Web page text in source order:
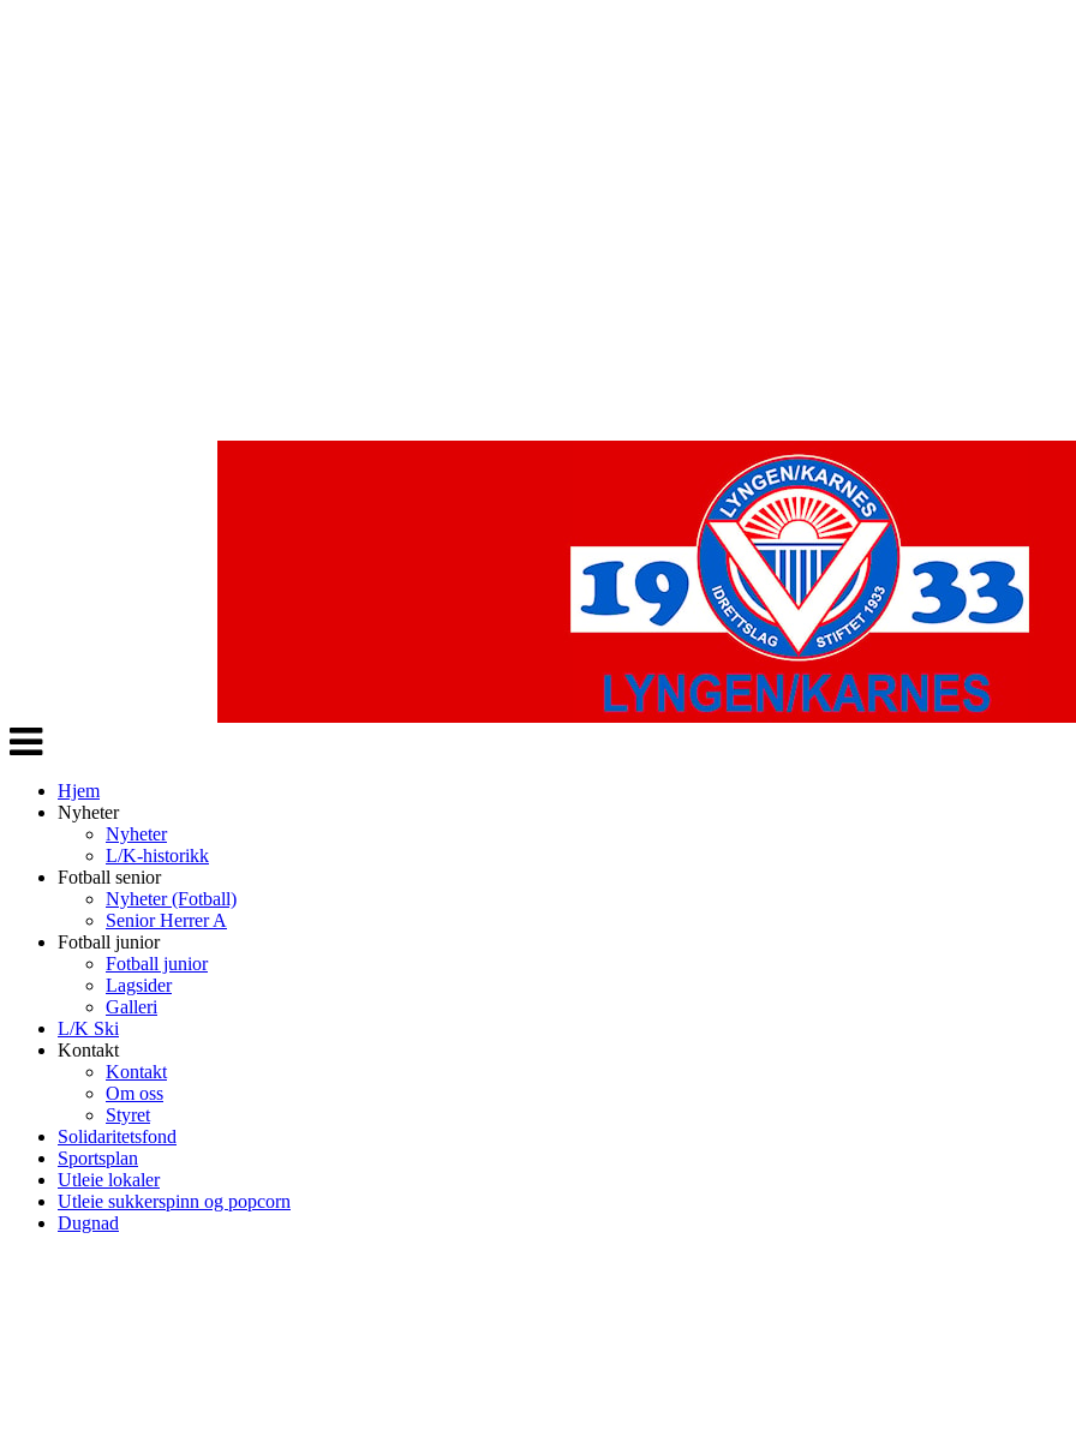
Veksle
navigasjon
Hjem
Nyheter
Nyheter
L/K-historikk
Fotball senior
Nyheter (Fotball)
Senior Herrer A
Fotball junior
Fotball junior
Lagsider
Galleri
L/K Ski
Kontakt
Kontakt
Om oss
Styret
Solidaritetsfond
Sportsplan
Utleie lokaler
Utleie sukkerspinn og popcorn
Dugnad